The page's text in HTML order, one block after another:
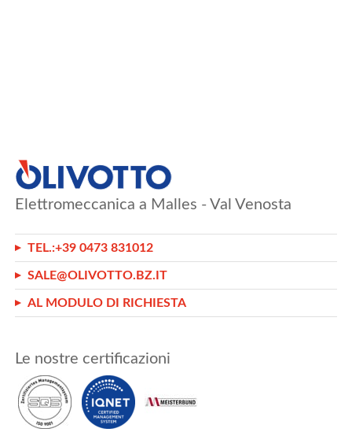
Elettromeccanica a Malles - Val Venosta
TEL.:+39 0473 831012
SALE@OLIVOTTO.BZ.IT
AL MODULO DI RICHIESTA
Le nostre certificazioni